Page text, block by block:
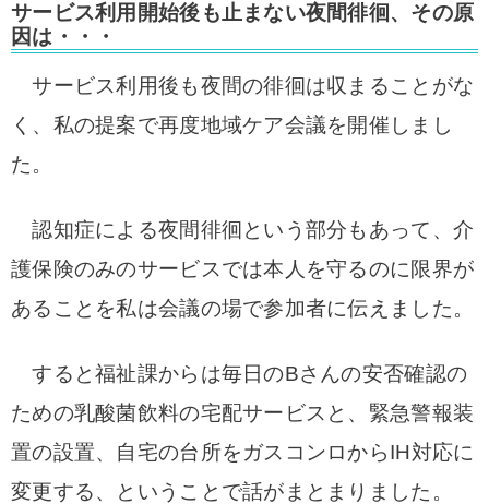
サービス利用開始後も止まない夜間徘徊、その原
因は・・・
サービス利用後も夜間の徘徊は収まることがな
く、私の提案で再度地域ケア会議を開催しまし
た。
認知症による夜間徘徊という部分もあって、介
護保険のみのサービスでは本人を守るのに限界が
あることを私は会議の場で参加者に伝えました。
すると福祉課からは毎日のBさんの安否確認の
ための乳酸菌飲料の宅配サービスと、緊急警報装
置の設置、自宅の台所をガスコンロからIH対応に
変更する、ということで話がまとまりました。